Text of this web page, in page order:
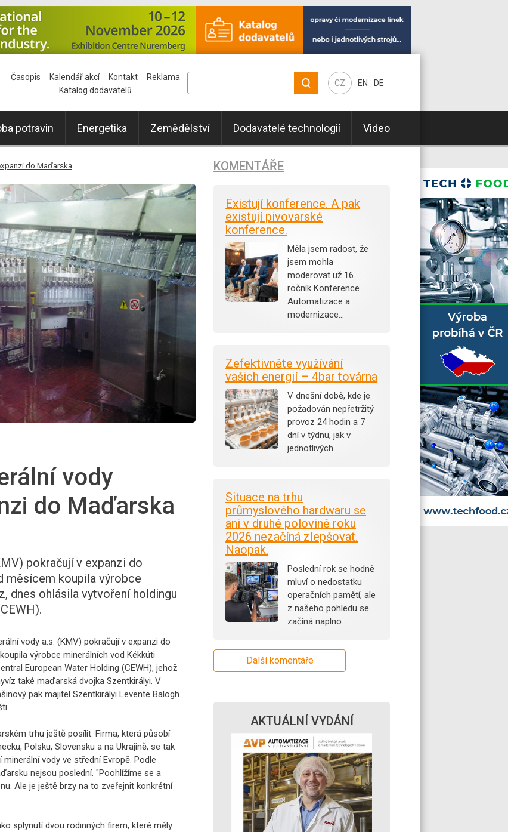
CZ EN DE
potravin Energetika Zemědělství Dodavatelé technologií Video
Časopis Kalendář akcí Kontakt
Reklama
Katalog dodavatelů
do Maďarska
vody
do Maďarska
pokračují v expanzi do
měsícem koupila výrobce
dnes ohlásila vytvoření holdingu
vody a.s. (KMV) pokračují v expanzi do
výrobce minerálních vod Kékkúti
European Water Holding (CEWH), jehož
také maďarská dvojka Szentkirályi. V
pak majitel Szentkirályi Levente Balogh.
trhu ještě posílit. Firma, která působí
Polsku, Slovensku a na Ukrajině, se tak
vody ve střední Evropě. Podle
nejsou poslední. "Poohlížíme se a
Ale je ještě brzy na to zveřejnit konkrétní
splynutí dvou rodinných firem, které měly
KOMENTÁŘE
Existují konference. A pak
existují pivovarské
konference.
Měla jsem radost, že
jsem mohla
moderovat už 16.
ročník Konference
Automatizace a
modernizace…
Zefektivněte využívání
vašich energií – 4bar továrna
V dnešní době, kde je
požadován nepřetržitý
provoz 24 hodin a 7
dní v týdnu, jak v
jednotlivých…
Situace na trhu
průmyslového hardwaru se
ani v druhé polovině roku
2026 nezačíná zlepšovat.
Naopak.
Poslední rok se hodně
mluví o nedostatku
operačních pamětí, ale
z našeho pohledu se
začíná naplno…
Další komentáře
AKTUÁLNÍ VYDÁNÍ